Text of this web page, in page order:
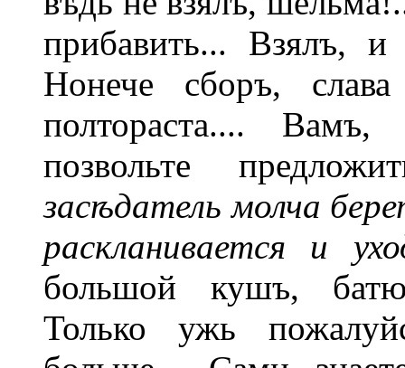
прибавить... Взялъ,
Нонече сборъ,
полтораста.... Вамъ,
позвольте
засѣдатель молча
раскланивается и
большой кушъ,
Только ужь